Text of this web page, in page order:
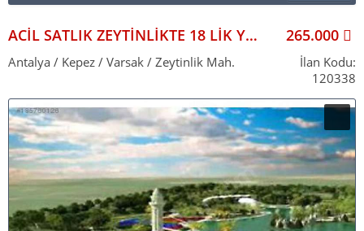
ARSA & BAHÇE
YAZLIK
VITRIN İLANLAR
ACİL SATLIK ZEYTİNLİKTE 18 LİK YOLA CEPHE 4200 M2 TARLA
Antalya / Kepez / Varsak / Zeytinlik Mah.
265.000
İlan Kodu:
120338